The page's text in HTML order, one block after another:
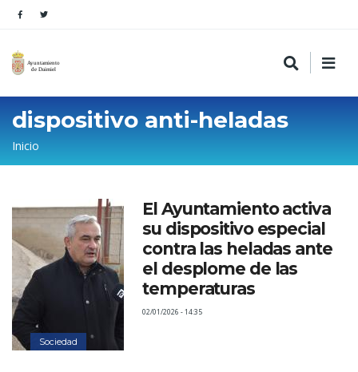
dispositivo anti-heladas
Sobrescribir
enlaces
ayuda
a
la
navegación
Inicio
Sociedad
El Ayuntamiento activa
su dispositivo especial
contra las heladas ante
el desplome de las
temperaturas
02/01/2026 - 14:35